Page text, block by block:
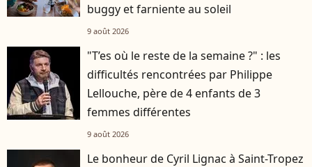
buggy et farniente au soleil
9 août 2026
"T’es où le reste de la semaine ?" : les
difficultés rencontrées par Philippe
Lellouche, père de 4 enfants de 3
femmes différentes
9 août 2026
Le bonheur de Cyril Lignac à Saint-Tropez